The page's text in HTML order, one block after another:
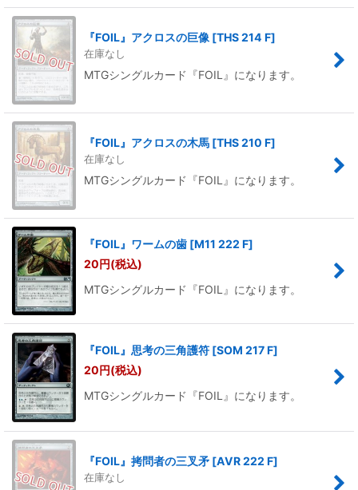
『FOIL』アクロスの巨像 [THS 214 F]
在庫なし
MTGシングルカード『FOIL』になります。
『FOIL』アクロスの木馬 [THS 210 F]
在庫なし
MTGシングルカード『FOIL』になります。
『FOIL』ワームの歯 [M11 222 F]
20円(税込)
MTGシングルカード『FOIL』になります。
『FOIL』思考の三角護符 [SOM 217 F]
20円(税込)
MTGシングルカード『FOIL』になります。
『FOIL』拷問者の三叉矛 [AVR 222 F]
在庫なし